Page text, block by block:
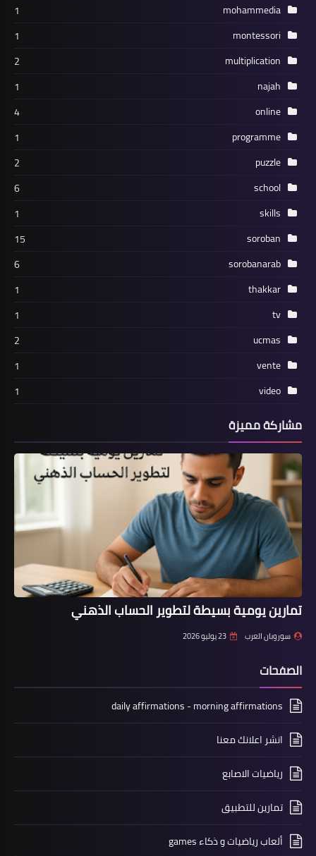
mohammedia
1
montessori
1
multiplication
2
najah
1
online
4
programme
1
puzzle
2
school
6
skills
1
soroban
15
sorobanarab
6
thakkar
1
tv
1
ucmas
2
vente
1
video
1
مشاركة مميزة
تمارين يومية بسيطة لتطوير الحساب الذهني
سوروبان العرب 23 يوليو 2026
الصفحات
daily affirmations - morning affirmations
انشر اعلانك معنا
رياضيات الاصابع
تمارين للتطبيق
ألعاب رياضيات و ذكاء games